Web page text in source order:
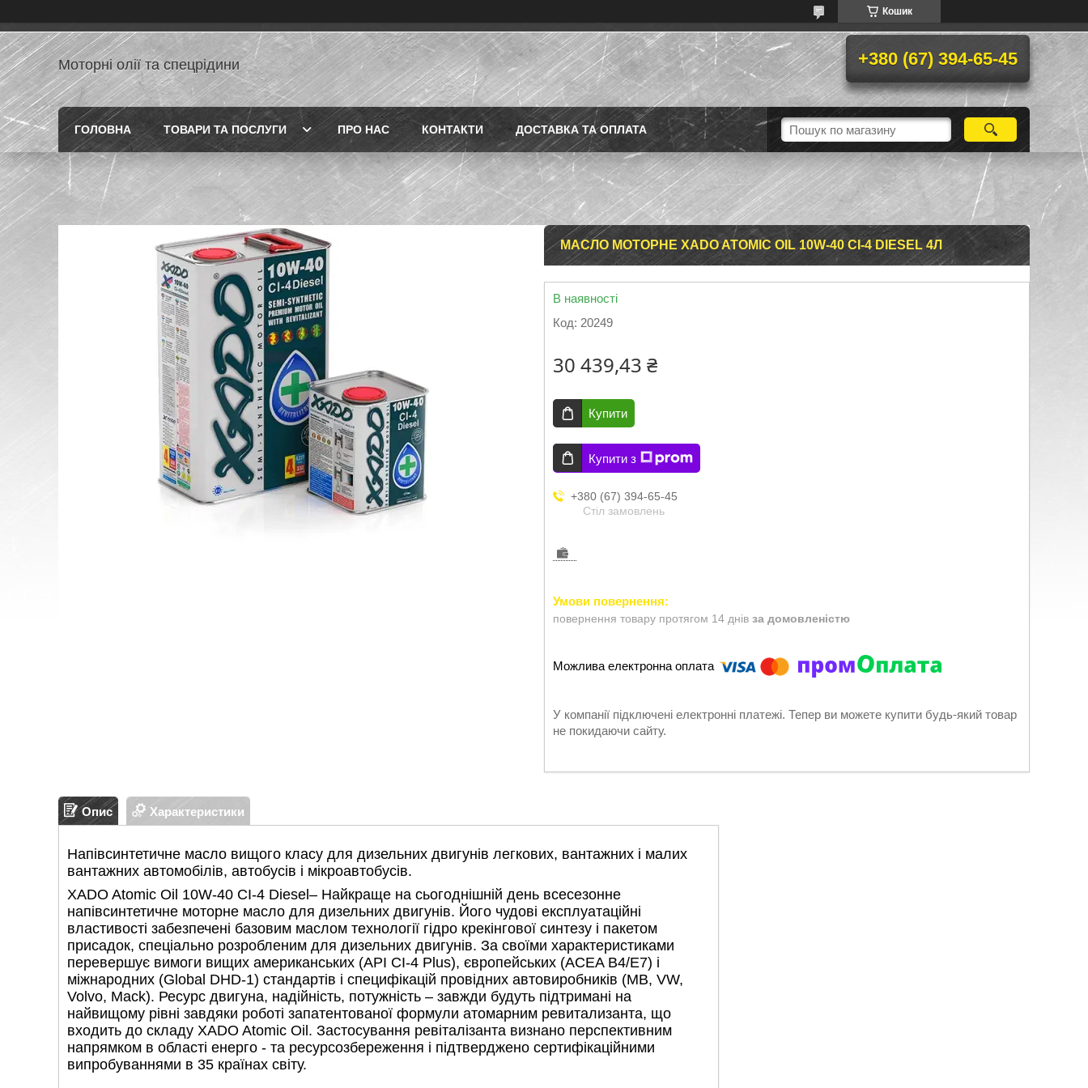
Кошик
Моторні олії та спецрідини +380 (67) 394-65-45
ГОЛОВНА ТОВАРИ ТА ПОСЛУГИ ПРО НАС КОНТАКТИ ДОСТАВКА ТА ОПЛАТА
МАСЛО МОТОРНЕ XADO ATOMIC OIL 10W-40 CI-4 DIESEL 4Л
В наявності
Код: 20249
30 439,43 ₴
Купити
Купити з
+380 (67) 394-65-45
Стіл замовлень
повернення товару протягом 14 днів за домовленістю
У компанії підключені електронні платежі. Тепер ви можете купити будь-який товар
не покидаючи сайту.
Опис Характеристики
Напівсинтетичне масло вищого класу для дизельних двигунів легкових, вантажних і малих
вантажних автомобілів, автобусів і мікроавтобусів.
XADO Atomic Oil 10W-40 CI-4 Diesel– Найкраще на сьогоднішній день всесезонне
напівсинтетичне моторне масло для дизельних двигунів. Його чудові експлуатаційні
властивості забезпечені базовим маслом технології гідро крекінгової синтезу і пакетом
присадок, спеціально розробленим для дизельних двигунів. За своїми характеристиками
перевершує вимоги вищих американських (API CI-4 Plus), європейських (ACEA B4/E7) і
міжнародних (Global DHD-1) стандартів і специфікацій провідних автовиробників (MB, VW,
Volvo, Mack). Ресурс двигуна, надійність, потужність – завжди будуть підтримані на
найвищому рівні завдяки роботі запатентованої формули атомарним ревитализанта, що
входить до складу XADO Atomic Oil. Застосування ревіталізанта визнано перспективним
напрямком в області енерго - та ресурсозбереження і підтверджено сертифікаційними
випробуваннями в 35 країнах світу.